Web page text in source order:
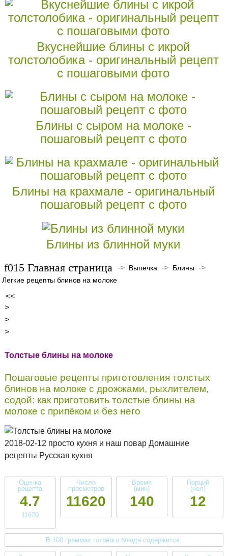
Вкуснейшие блины с икрой
толстолобика - оригинальный рецепт
с пошаговыми фото
Блины с сыром на молоке -
пошаговый рецепт с фото
Блины на крахмале - оригинальный
пошаговый рецепт с фото
Блины из блинной муки
Главная страница -> Выпечка -> Блины ->
Легкие рецепты блинов на молоке
<<
>
>
>
Толстые блины на молоке
Пошаговые рецепты приготовления толстых
блинов на молоке с дрожжами, рыхлителем,
содой: как приготовить толстые блины на
молоке с припёком и без него
2018-02-12 просто кухня и наш повар Домашние
рецепты Русская кухня
Оценка
рецепта
4.7
11620
Число
просмотров
11620
Время
(мин)
140
Порций
(чел)
12
В 100 граммах готового блюда содержится: